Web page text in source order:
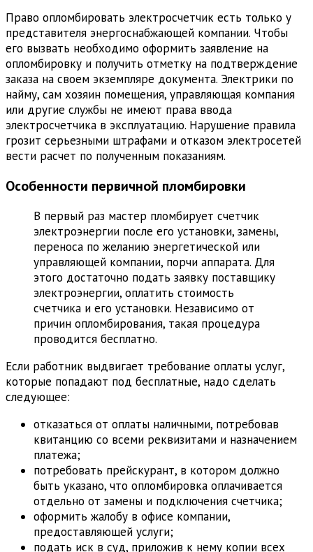
Право опломбировать электросчетчик есть только у
представителя энергоснабжающей компании. Чтобы
его вызвать необходимо оформить заявление на
опломбировку и получить отметку на подтверждение
заказа на своем экземпляре документа. Электрики по
найму, сам хозяин помещения, управляющая компания
или другие службы не имеют права ввода
электросчетчика в эксплуатацию. Нарушение правила
грозит серьезными штрафами и отказом электросетей
вести расчет по полученным показаниям.
Особенности первичной пломбировки
В первый раз мастер пломбирует счетчик
электроэнергии после его установки, замены,
переноса по желанию энергетической или
управляющей компании, порчи аппарата. Для
этого достаточно подать заявку поставщику
электроэнергии, оплатить стоимость
счетчика и его установки. Независимо от
причин опломбирования, такая процедура
проводится бесплатно.
Если работник выдвигает требование оплаты услуг,
которые попадают под бесплатные, надо сделать
следующее:
отказаться от оплаты наличными, потребовав
квитанцию со всеми реквизитами и назначением
платежа;
потребовать прейскурант, в котором должно
быть указано, что опломбировка оплачивается
отдельно от замены и подключения счетчика;
оформить жалобу в офисе компании,
предоставляющей услуги;
подать иск в суд, приложив к нему копии всех